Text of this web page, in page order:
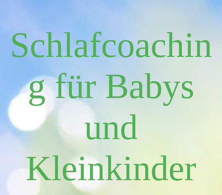
Schlafcoachin
g für Babys
und
Kleinkinder